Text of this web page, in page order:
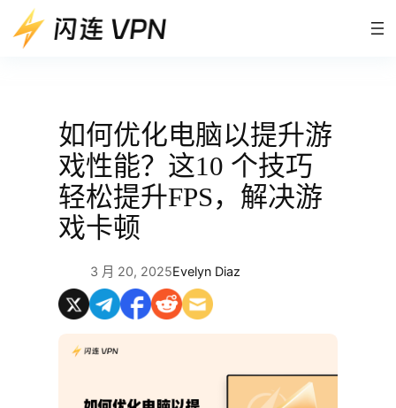
至
如何优化电脑以提升游
戏性能？这10 个技巧
轻松提升FPS，解决游
戏卡顿
3 月 20, 2025Evelyn Diaz